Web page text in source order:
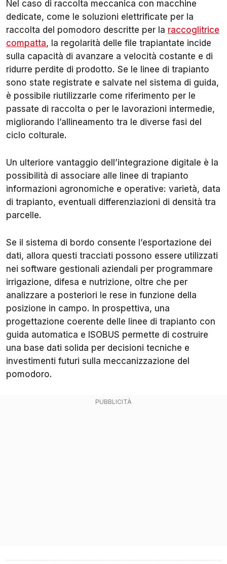
Nel caso di raccolta meccanica con macchine
dedicate, come le soluzioni elettrificate per la
raccolta del pomodoro descritte per la raccoglitrice
compatta, la regolarità delle file trapiantate incide
sulla capacità di avanzare a velocità costante e di
ridurre perdite di prodotto. Se le linee di trapianto
sono state registrate e salvate nel sistema di guida,
è possibile riutilizzarle come riferimento per le
passate di raccolta o per le lavorazioni intermedie,
migliorando l’allineamento tra le diverse fasi del
ciclo colturale.
Un ulteriore vantaggio dell’integrazione digitale è la
possibilità di associare alle linee di trapianto
informazioni agronomiche e operative: varietà, data
di trapianto, eventuali differenziazioni di densità tra
parcelle.
Se il sistema di bordo consente l’esportazione dei
dati, allora questi tracciati possono essere utilizzati
nei software gestionali aziendali per programmare
irrigazione, difesa e nutrizione, oltre che per
analizzare a posteriori le rese in funzione della
posizione in campo. In prospettiva, una
progettazione coerente delle linee di trapianto con
guida automatica e ISOBUS permette di costruire
una base dati solida per decisioni tecniche e
investimenti futuri sulla meccanizzazione del
pomodoro.